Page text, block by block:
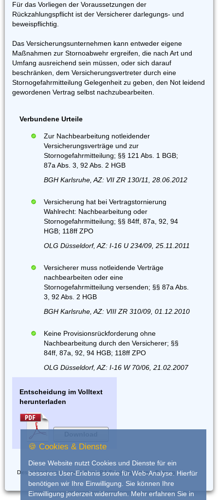
Für das Vorliegen der Voraussetzungen der
Rückzahlungspflicht ist der Versicherer darlegungs- und
beweispflichtig.
Das Versicherungsunternehmen kann entweder eigene
Maßnahmen zur Stornoabwehr ergreifen, die nach Art und
Umfang ausreichend sein müssen, oder sich darauf
beschränken, dem Versicherungsvertreter durch eine
Stornogefahrmitteilung Gelegenheit zu geben, den Not leidend
gewordenen Vertrag selbst nachzubearbeiten.
Verbundene Urteile
Zur Nachbearbeitung notleidender
Versicherungsverträge und zur
Stornogefahrmitteilung; §§ 121 Abs. 1 BGB;
87a Abs. 3, 92 Abs. 2 HGB
BGH Karlsruhe, AZ: VII ZR 130/11, 28.06.2012
Versicherung hat bei Vertragstornierung
Wahlrecht: Nachbearbeitung oder
Stornogefahrmitteilung; §§ 84ff, 87a, 92, 94
HGB; 118ff ZPO
OLG Düsseldorf, AZ: I-16 U 234/09, 25.11.2011
Versicherer muss notleidende Verträge
nachbearbeiten oder eine
Stornogefahrmitteilung versenden; §§ 87a Abs.
3, 92 Abs. 2 HGB
BGH Karlsruhe, AZ: VIII ZR 310/09, 01.12.2010
Keine Provisionsrückforderung ohne
Nachbearbeitung durch den Versicherer; §§
84ff, 87a, 92, 94 HGB; 118ff ZPO
OLG Düsseldorf, AZ: I-16 W 70/06, 21.02.2007
Entscheidung im Volltext
herunterladen
Dieses Urteil wurde eingestellt vonRA Frank Dohrmann, Bottrop
🍪 Cookies & Dienste
Diese Website nutzt Cookies und Dienste für ein
besseres User-Erlebnis sowie für Web-Analyse. Hierfür
benötigen wir Ihre Einwilligung. Sie können Ihre
Einwilligung jederzeit widerrufen. Mehr erfahren Sie in